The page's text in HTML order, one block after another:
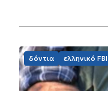
δόντια ελληνικό FBI